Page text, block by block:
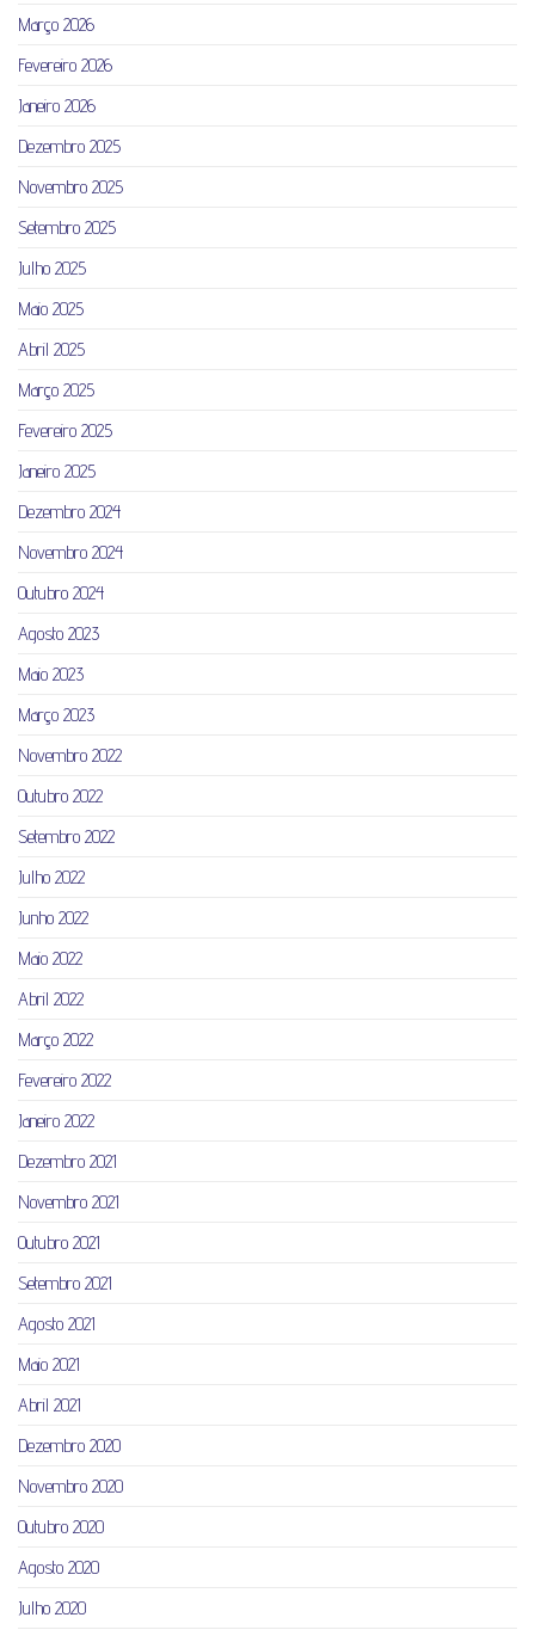
Março 2026
Fevereiro 2026
Janeiro 2026
Dezembro 2025
Novembro 2025
Setembro 2025
Julho 2025
Maio 2025
Abril 2025
Março 2025
Fevereiro 2025
Janeiro 2025
Dezembro 2024
Novembro 2024
Outubro 2024
Agosto 2023
Maio 2023
Março 2023
Novembro 2022
Outubro 2022
Setembro 2022
Julho 2022
Junho 2022
Maio 2022
Abril 2022
Março 2022
Fevereiro 2022
Janeiro 2022
Dezembro 2021
Novembro 2021
Outubro 2021
Setembro 2021
Agosto 2021
Maio 2021
Abril 2021
Dezembro 2020
Novembro 2020
Outubro 2020
Agosto 2020
Julho 2020